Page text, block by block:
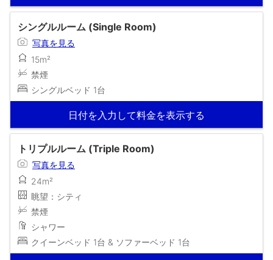
シングルルーム (Single Room)
写真を見る
15m²
禁煙
シングルベッド 1台
日付を入力して料金を表示する
トリプルルーム (Triple Room)
写真を見る
24m²
眺望：シティ
禁煙
シャワー
クイーンベッド 1台 & ソファーベッド 1台